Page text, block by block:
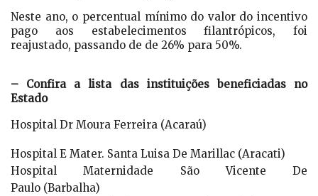
Neste ano, o percentual mínimo do valor do incentivo
pago aos estabelecimentos filantrópicos, foi
reajustado, passando de de 26% para 50%.
– Confira a lista das instituições beneficiadas no
Estado
Hospital Dr Moura Ferreira (Acaraú)
Hospital E Mater. Santa Luisa De Marillac (Aracati)
Hospital Maternidade São Vicente De
Paulo (Barbalha)